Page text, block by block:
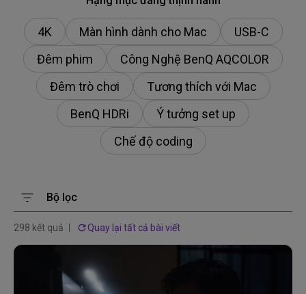
4K Màn hình dành cho Mac
USB-C
Đêm phim
Công Nghệ BenQ AQCOLOR
Đêm trò chơi
Tương thích với Mac
BenQ HDRi
Ý tưởng set up
Chế độ coding
Bộ lọc
298 kết quả Quay lại tất cả bài viết